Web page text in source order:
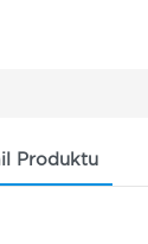
Produktu